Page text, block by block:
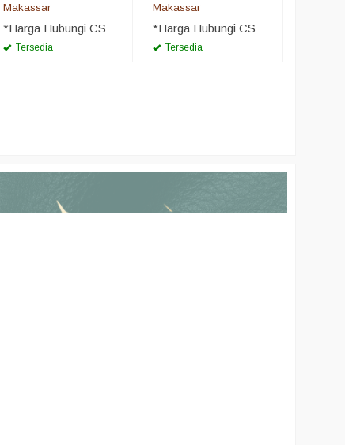
Makassar
*Harga Hubungi CS
Tersedia
Makassar
*Harga Hubungi CS
Tersedia